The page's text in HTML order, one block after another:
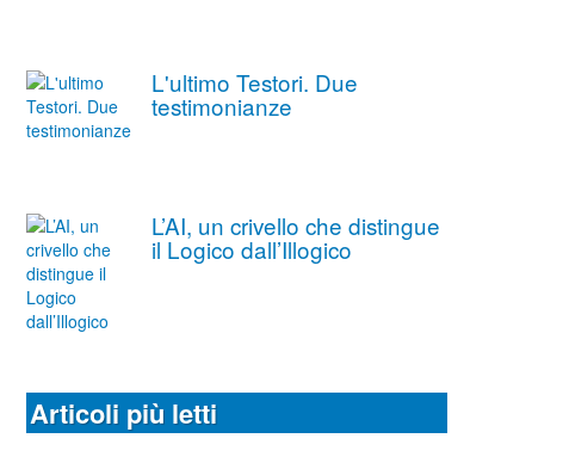
L'ultimo Testori. Due
testimonianze
L’AI, un crivello che distingue
il Logico dall’Illogico
Articoli più letti